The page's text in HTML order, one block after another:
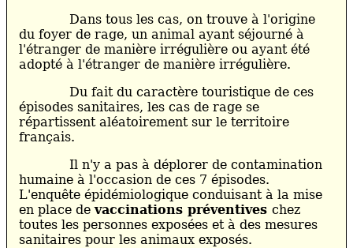
Dans tous les cas, on trouve à l'origine
du foyer de rage, un animal ayant séjourné à
l'étranger de manière irrégulière ou ayant été
adopté à l'étranger de manière irrégulière.
Du fait du caractère touristique de ces
épisodes sanitaires, les cas de rage se
répartissent aléatoirement sur le territoire
français.
Il n'y a pas à déplorer de contamination
humaine à l'occasion de ces 7 épisodes.
L'enquête épidémiologique conduisant à la mise
en place devaccinations préventives chez
toutes les personnes exposées et à des mesures
sanitaires pour les animaux exposés.